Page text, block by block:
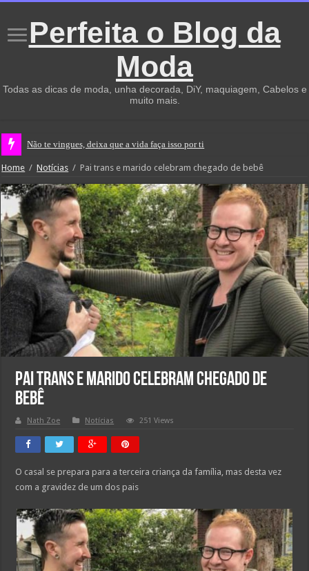
Perfeita o Blog da
Moda
Todas as dicas de moda, unha decorada, DiY, maquiagem, Cabelos e
muito mais.
Não te vingues, deixa que a vida faça isso por ti
Home / Notícias / Pai trans e marido celebram chegado de bebê
Pai trans e marido celebram chegado de
bebê
Nath Zoe Notícias 251 Views
O casal se prepara para a terceira criança da família, mas desta vez
com a gravidez de um dos pais